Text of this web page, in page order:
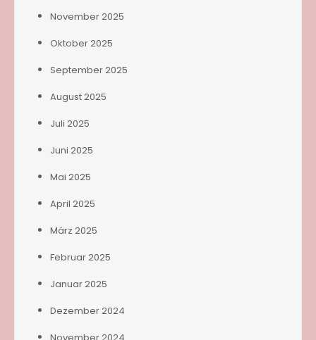
November 2025
Oktober 2025
September 2025
August 2025
Juli 2025
Juni 2025
Mai 2025
April 2025
März 2025
Februar 2025
Januar 2025
Dezember 2024
November 2024